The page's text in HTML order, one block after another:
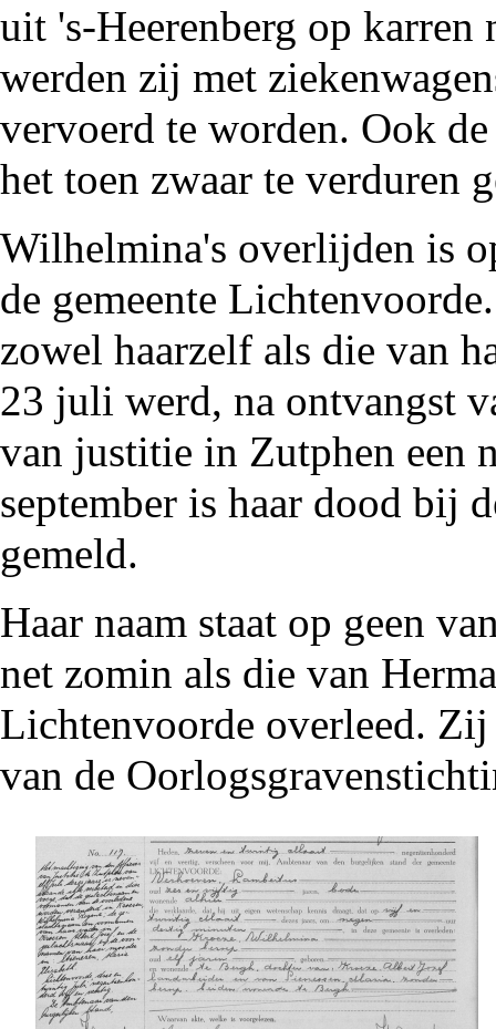
uit 's-Heerenberg op karren
werden zij met
vervoerd te worden. Ook
het toen zwaar te verduren
Wilhelmina's overlijden is
de gemeente
zowel haarzelf als die van
23 juli werd, na ontvangst
van justitie in Zutphen een
september is haar dood bij
gemeld.
Haar naam staat op geen
net zomin als die van
Lichtenvoorde overleed.
van de